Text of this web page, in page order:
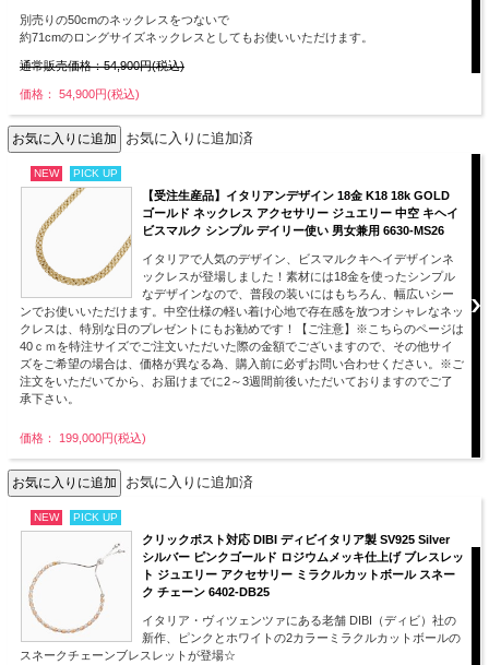
別売りの50cmのネックレスをつないで
約71cmのロングサイズネックレスとしてもお使いいただけます。
通常販売価格：54,900円(税込)
価格： 54,900円(税込)
お気に入りに追加済
NEW PICK UP
【受注生産品】イタリアンデザイン 18金 K18 18k GOLD
ゴールド ネックレス アクセサリー ジュエリー 中空 キヘイ
ビスマルク シンプル デイリー使い 男女兼用 6630-MS26
イタリアで人気のデザイン、ビスマルクキヘイデザインネ
ックレスが登場しました！素材には18金を使ったシンプル
なデザインなので、普段の装いにはもちろん、幅広いシー
ンでお使いいただけます。中空仕様の軽い着け心地で存在感を放つオシャレなネッ
クレスは、特別な日のプレゼントにもお勧めです！【ご注意】※こちらのページは
40ｃｍを特注サイズでご注文いただいた際の金額でございますので、その他サイ
ズをご希望の場合は、価格が異なる為、購入前に必ずお問い合わせください。※ご
注文をいただいてから、お届けまでに2～3週間前後いただいておりますのでご了
承下さい。
価格： 199,000円(税込)
お気に入りに追加済
NEW PICK UP
クリックポスト対応 DIBI ディビイタリア製 SV925 Silver
シルバー ピンクゴールド ロジウムメッキ仕上げ ブレスレッ
ト ジュエリー アクセサリー ミラクルカットボール スネー
ク チェーン 6402-DB25
イタリア・ヴィツェンツァにある老舗 DIBI（ディビ）社の
新作、ピンクとホワイトの2カラーミラクルカットボールの
スネークチェーンブレスレットが登場☆